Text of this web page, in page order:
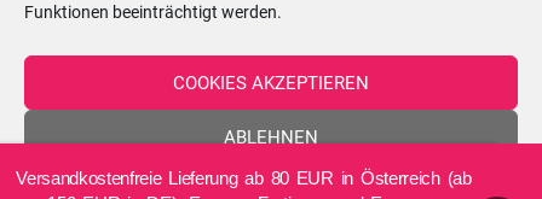
Funktionen beeinträchtigt werden.
COOKIES AKZEPTIEREN
ABLEHNEN
EINSTELLUNGEN ANZEIGEN
Versandkostenfreie Lieferung ab 80 EUR in Österreich (ab